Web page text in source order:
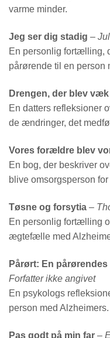
varme minder.
Jeg ser dig stadig –
En personlig fortælling,
pårørende til en person
Drengen, der blev væk
En datters refleksioner
de ændringer, det
Vores forældre blev
En bog, der beskriver
blive omsorgsperson
Tøsne og forsytia –
En personlig fortælling
ægtefælle med
Pårørt: En
Forfatter ikke angivet
En psykologs
person med Alzheimers.
Pas godt på min far –